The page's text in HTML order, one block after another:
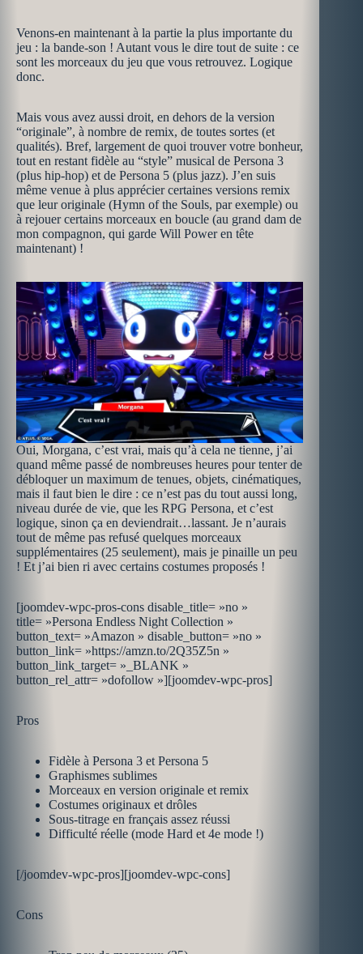
Venons-en maintenant à la partie la plus importante du
jeu : la bande-son ! Autant vous le dire tout de suite : ce
sont les morceaux du jeu que vous retrouvez. Logique
donc.
Mais vous avez aussi droit, en dehors de la version
“originale”, à nombre de remix, de toutes sortes (et
qualités). Bref, largement de quoi trouver votre bonheur,
tout en restant fidèle au “style” musical de Persona 3
(plus hip-hop) et de Persona 5 (plus jazz). J’en suis
même venue à plus apprécier certaines versions remix
que leur originale (Hymn of the Souls, par exemple) ou
à rejouer certains morceaux en boucle (au grand dam de
mon compagnon, qui garde Will Power en tête
maintenant) !
Oui, Morgana, c’est vrai, mais qu’à cela ne tienne, j’ai
quand même passé de nombreuses heures pour tenter de
débloquer un maximum de tenues, objets, cinématiques,
mais il faut bien le dire : ce n’est pas du tout aussi long,
niveau durée de vie, que les RPG Persona, et c’est
logique, sinon ça en deviendrait…lassant. Je n’aurais
tout de même pas refusé quelques morceaux
supplémentaires (25 seulement), mais je pinaille un peu
! Et j’ai bien ri avec certains costumes proposés !
[joomdev-wpc-pros-cons disable_title= »no »
title= »Persona Endless Night Collection »
button_text= »Amazon » disable_button= »no »
button_link= »https://amzn.to/2Q35Z5n »
button_link_target= »_BLANK »
button_rel_attr= »dofollow »][joomdev-wpc-pros]
Pros
Fidèle à Persona 3 et Persona 5
Graphismes sublimes
Morceaux en version originale et remix
Costumes originaux et drôles
Sous-titrage en français assez réussi
Difficulté réelle (mode Hard et 4e mode !)
[/joomdev-wpc-pros][joomdev-wpc-cons]
Cons